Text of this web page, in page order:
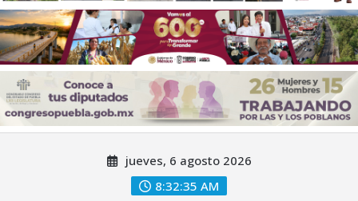
jueves, 6 agosto 2026
8:32:36 AM